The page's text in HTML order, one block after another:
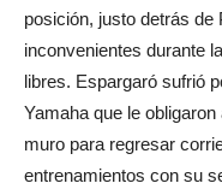
posición, justo detrás de
inconvenientes durante
libres. Espargaró sufrió
Yamaha que le
muro para regresar
entrenamientos con su